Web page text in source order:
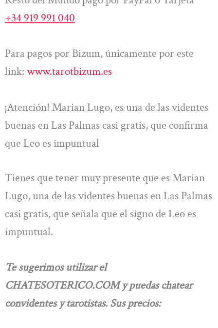
+34 919 991 040
Para pagos por Bizum, únicamente por este
link: www.tarotbizum.es
¡Atención! Marian Lugo, es una de las videntes
buenas en Las Palmas casi gratis, que confirma
que Leo es impuntual
Tienes que tener muy presente que es Marian
Lugo, una de las videntes buenas en Las Palmas
casi gratis, que señala que el signo de Leo es
impuntual.
Te sugerimos utilizar el
CHATESOTERICO.COM y puedas chatear
convidentes y tarotistas. Sus precios: